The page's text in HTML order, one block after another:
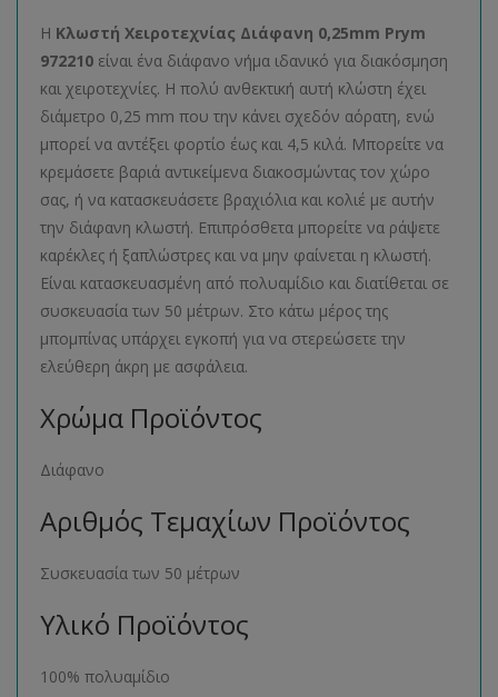
Η Κλωστή Χειροτεχνίας Διάφανη 0,25mm Prym
972210 είναι ένα διάφανο νήμα ιδανικό για διακόσμηση
και χειροτεχνίες. Η πολύ ανθεκτική αυτή κλώστη έχει
διάμετρο 0,25 mm που την κάνει σχεδόν αόρατη, ενώ
μπορεί να αντέξει φορτίο έως και 4,5 κιλά. Μπορείτε να
κρεμάσετε βαριά αντικείμενα διακοσμώντας τον χώρο
σας, ή να κατασκευάσετε βραχιόλια και κολιέ με αυτήν
την διάφανη κλωστή. Επιπρόσθετα μπορείτε να ράψετε
καρέκλες ή ξαπλώστρες και να μην φαίνεται η κλωστή.
Είναι κατασκευασμένη από πολυαμίδιο και διατίθεται σε
συσκευασία των 50 μέτρων. Στο κάτω μέρος της
μπομπίνας υπάρχει εγκοπή για να στερεώσετε την
ελεύθερη άκρη με ασφάλεια.
Χρώμα Προϊόντος
Διάφανο
Αριθμός Τεμαχίων Προϊόντος
Συσκευασία των 50 μέτρων
Υλικό Προϊόντος
100% πολυαμίδιο